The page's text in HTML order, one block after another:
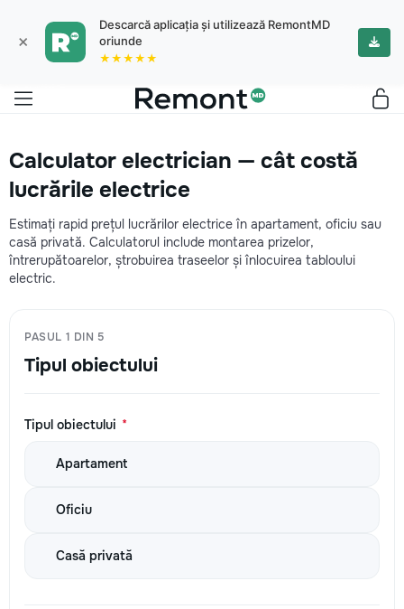
×
Descarcă aplicația și utilizează RemontMD
oriunde
★★★★★
Calculator electrician — cât costă
lucrările electrice
Estimați rapid prețul lucrărilor electrice în apartament, oficiu sau
casă privată. Calculatorul include montarea prizelor,
întrerupătoarelor, ștrobuirea traseelor și înlocuirea tabloului
electric.
PASUL 1 DIN 5
Tipul obiectului
Tipul obiectului *
Apartament
Oficiu
Casă privată